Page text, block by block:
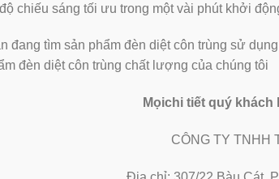
chiếu sáng tối ưu trong một vài phút khởi
đang tìm sản phẩm đèn diệt côn trùng sử
đèn diệt côn trùng chất lượng của chúng tôi
Mọichi tiết quý
CÔNG TY TNHH